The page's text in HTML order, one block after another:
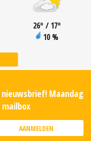
26° / 17°
10 %
Maandag
AANMELDEN